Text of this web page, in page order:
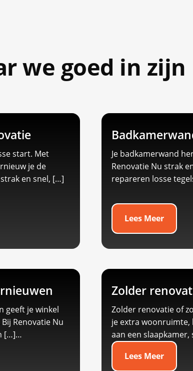
we goed in zijn
start.​ Met
je de
en snel, […]
Je badkamerwand
Renovatie Nu strak
repareren losse
Lees Meer
geeft je winkel
Renovatie Nu
[…]…
Zolder
Zolder renovatie of
je extra woonruimte,
aan een
Lees Meer